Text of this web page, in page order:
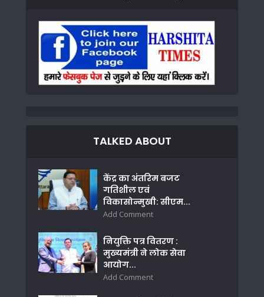
TALKED ABOUT
केंद्र का अंतरिम बजट
गतिशील एवं
विकासोन्मुखी: सीएम...
Add Comment
नियुक्ति पत्र वितरण :
मुख्यमंत्री ने लोक सेवा
आयोग...
Add Comment